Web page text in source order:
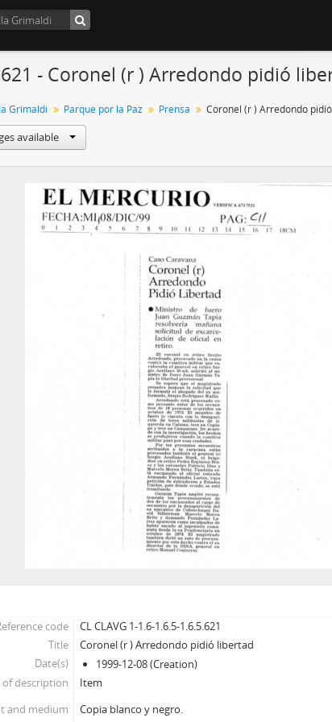
- Coronel (r ) Arredondo pidió
Grimaldi Parque por la Paz Prensa Coronel (r ) Arredondo
available
code
CL CLAVG 1-1.6-1.6.5-1.6.5.621
Title
Coronel (r ) Arredondo pidió libertad
Date(s)
1999-12-08 (Creation)
of description
Item
and medium
Copia blanco y negro.